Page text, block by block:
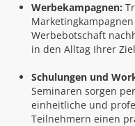
Werbekampagnen:
Werbebotschaft
in den Alltag Ihrer
Schulungen und
Seminaren sorgen
einheitliche und
Teilnehmern einen